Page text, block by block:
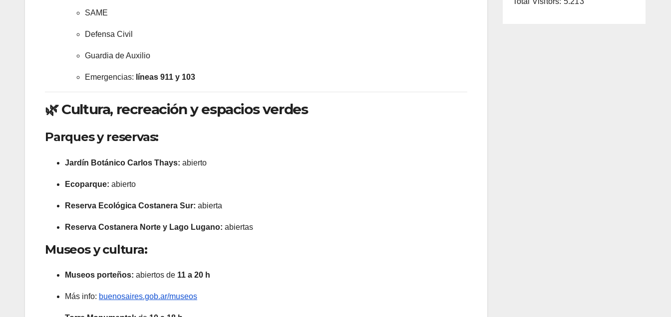
SAME
Defensa Civil
Guardia de Auxilio
Emergencias: líneas 911 y 103
🌿 Cultura, recreación y espacios verdes
Parques y reservas:
Jardín Botánico Carlos Thays: abierto
Ecoparque: abierto
Reserva Ecológica Costanera Sur: abierta
Reserva Costanera Norte y Lago Lugano: abiertas
Museos y cultura:
Museos porteños: abiertos de 11 a 20 h
Más info: buenosaires.gob.ar/museos